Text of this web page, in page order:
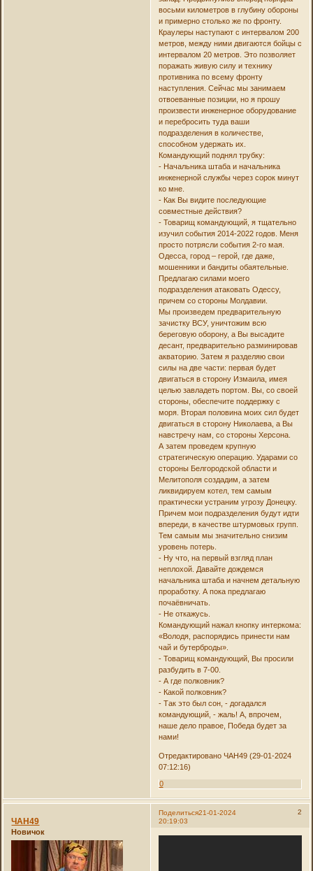
восьми километров в глубину обороны
и примерно столько же по фронту.
Краулеры наступают с интервалом 200
метров, между ними двигаются бойцы с
интервалом 20 метров. Это позволяет
поражать живую силу и технику
противника по всему фронту
наступления. Сейчас мы занимаем
отвоеванные позиции, но я прошу
произвести инженерное оборудование
и перебросить туда ваши
подразделения в количестве,
способном удержать их.
Командующий поднял трубку:
- Начальника штаба и начальника
инженерной службы через сорок минут
ко мне.
- Как Вы видите последующие
совместные действия?
- Товарищ командующий, я тщательно
изучил события 2014-2022 годов. Меня
просто потрясли события 2-го мая.
Одесса, город – герой, где даже,
мошенники и бандиты обаятельные.
Предлагаю силами моего
подразделения атаковать Одессу,
причем со стороны Молдавии.
Мы произведем предварительную
зачистку ВСУ, уничтожим всю
береговую оборону, а Вы высадите
десант, предварительно разминировав
акваторию. Затем я разделяю свои
силы на две части: первая будет
двигаться в сторону Измаила, имея
целью завладеть портом. Вы, со своей
стороны, обеспечите поддержку с
моря. Вторая половина моих сил будет
двигаться в сторону Николаева, а Вы
навстречу нам, со стороны Херсона.
А затем проведем крупную
стратегическую операцию. Ударами со
стороны Белгородской области и
Мелитополя создадим, а затем
ликвидируем котел, тем самым
практически устраним угрозу Донецку.
Причем мои подразделения будут идти
впереди, в качестве штурмовых групп.
Тем самым мы значительно снизим
уровень потерь.
- Ну что, на первый взгляд план
неплохой. Давайте дождемся
начальника штаба и начнем детальную
проработку. А пока предлагаю
почаёвничать.
- Не откажусь.
Командующий нажал кнопку интеркома:
«Володя, распорядись принести нам
чай и бутерброды».
- Товарищ командующий, Вы просили
разбудить в 7-00.
- А где полковник?
- Какой полковник?
- Так это был сон, - догадался
командующий, - жаль! А, впрочем,
наше дело правое, Победа будет за
нами!
Отредактировано ЧАН49 (29-01-2024
07:12:16)
0
Поделиться 2
21-01-2024
20:19:03
ЧАН49
Новичок